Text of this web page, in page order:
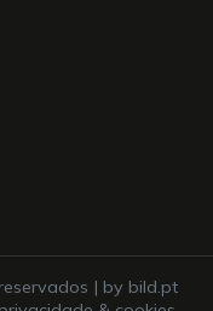
| by bild.pt